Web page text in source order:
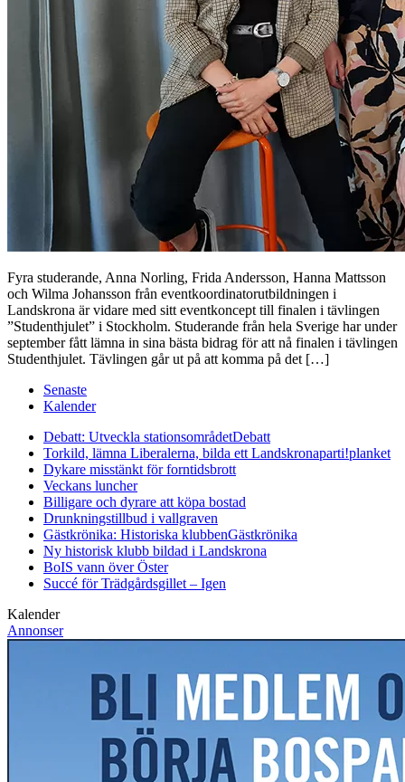
Fyra studerande, Anna Norling, Frida Andersson, Hanna Mattsson
och Wilma Johansson från eventkoordinatorutbildningen i
Landskrona är vidare med sitt eventkoncept till finalen i tävlingen
”Studenthjulet” i Stockholm. Studerande från hela Sverige har under
september fått lämna in sina bästa bidrag för att nå finalen i tävlingen
Studenthjulet. Tävlingen går ut på att komma på det […]
Senaste
Kalender
Debatt: Utveckla stationsområdetDebatt
Torkild, lämna Liberalerna, bilda ett Landskronaparti!planket
Dykare misstänkt för forntidsbrott
Veckans luncher
Billigare och dyrare att köpa bostad
Drunkningstillbud i vallgraven
Gästkrönika: Historiska klubbenGästkrönika
Ny historisk klubb bildad i Landskrona
BoIS vann över Öster
Succé för Trädgårdsgillet – Igen
Kalender
Annonser